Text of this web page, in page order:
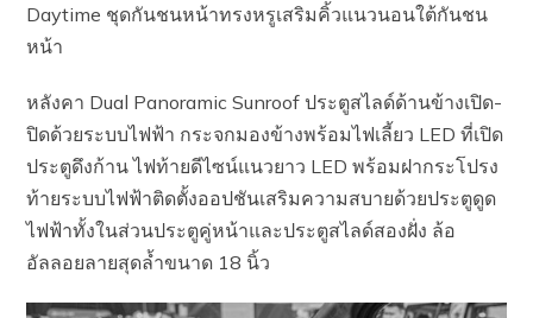
Daytime ชุดกันชนหน้าทรงหรูเสริมคิ้วแนวนอนใต้กันชน
หน้า
หลังคา Dual Panoramic Sunroof ประตูสไลด์ด้านข้างเปิด-
ปิดด้วยระบบไฟฟ้า กระจกมองข้างพร้อมไฟเลี้ยว LED ที่เปิด
ประตูดึงก้าน ไฟท้ายดีไซน์แนวยาว LED พร้อมฝากระโปรง
ท้ายระบบไฟฟ้าติดตั้งออปชันเสริมความสบายด้วยประตูดูด
ไฟฟ้าทั้งในส่วนประตูคู่หน้าและประตูสไลด์สองฝั่ง ล้อ
อัลลอยลายสุดล้ำขนาด 18 นิ้ว